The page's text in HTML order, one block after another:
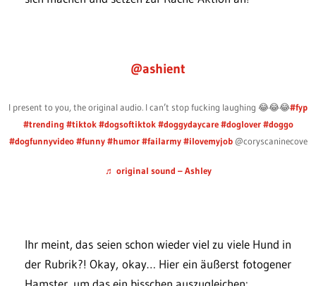
@ashient
I present to you, the original audio. I can’t stop fucking laughing 😂😂😂#fyp
#trending #tiktok #dogsoftiktok #doggydaycare #doglover #doggo
#dogfunnyvideo #funny #humor #failarmy #ilovemyjob@coryscaninecove
♬ original sound – Ashley
Ihr meint, das seien schon wieder viel zu viele Hund in
der Rubrik?! Okay, okay… Hier ein äußerst fotogener